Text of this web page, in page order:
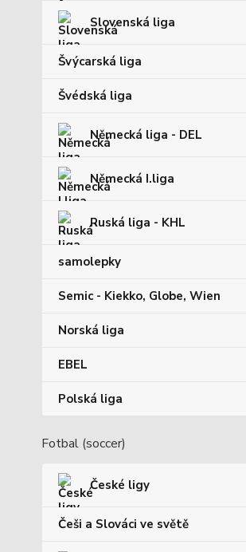
Slovenská liga
Švýcarská liga
Švédská liga
Německá liga - DEL
Německá I.liga
Ruská liga - KHL
samolepky
Semic - Kiekko, Globe, Wien
Norská liga
EBEL
Polská liga
Fotbal (soccer)
České ligy
Češi a Slováci ve světě